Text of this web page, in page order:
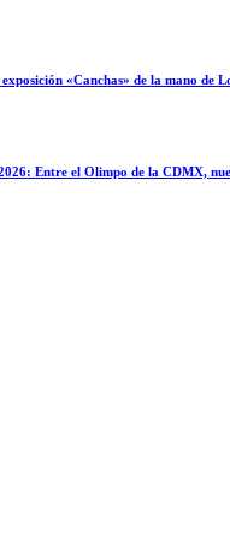
«Canchas» de la mano de
Entre el Olimpo de la CDMX,